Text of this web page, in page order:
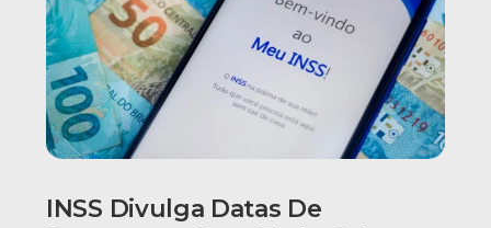
INSS Divulga Datas De